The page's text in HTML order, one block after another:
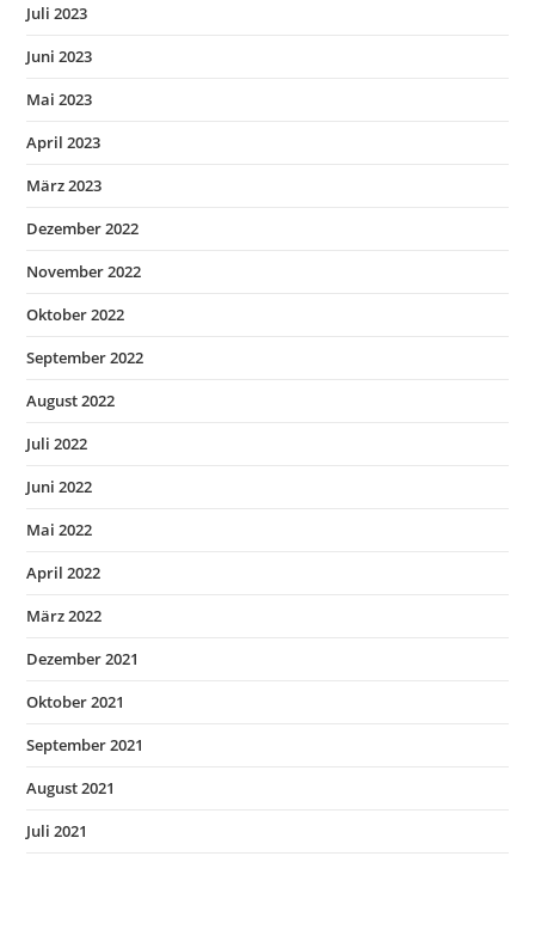
Juli 2023
Juni 2023
Mai 2023
April 2023
März 2023
Dezember 2022
November 2022
Oktober 2022
September 2022
August 2022
Juli 2022
Juni 2022
Mai 2022
April 2022
März 2022
Dezember 2021
Oktober 2021
September 2021
August 2021
Juli 2021